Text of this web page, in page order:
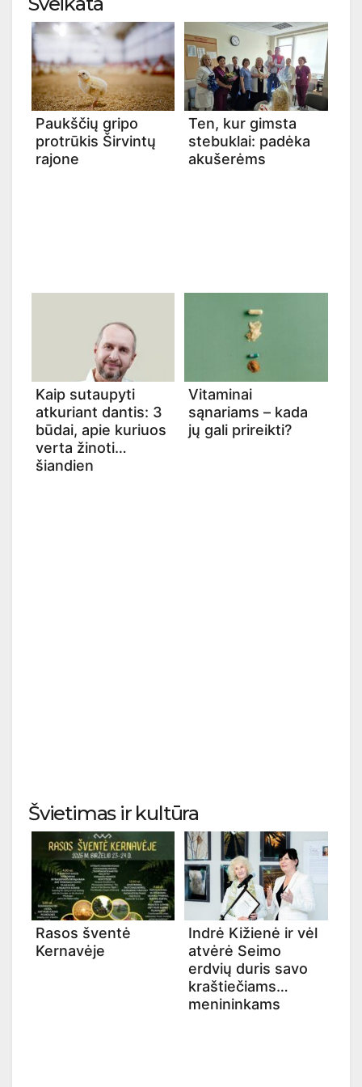
Paukščių gripo
protrūkis Širvintų
rajone
Ten, kur gimsta
stebuklai: padėka
akušerėms
Kaip sutaupyti
atkuriant dantis: 3
būdai, apie kuriuos
verta žinoti
šiandien
Vitaminai
sąnariams – kada
jų gali prireikti?
Švietimas ir kultūra
Rasos šventė
Kernavėje
Indrė Kižienė ir vėl
atvėrė Seimo
erdvių duris savo
kraštiečiams
menininkams